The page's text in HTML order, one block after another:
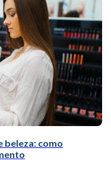
beleza: como